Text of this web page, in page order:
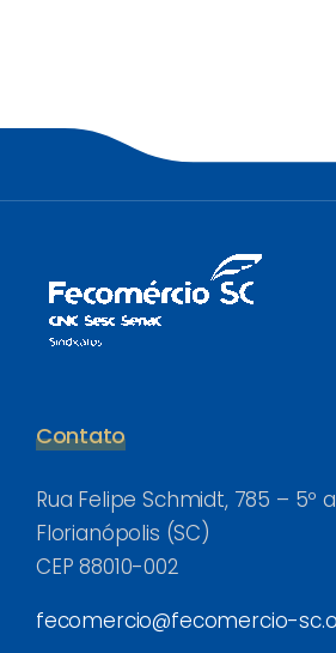
Contato
Rua Felipe Schmidt, 785 – 5º
Florianópolis (SC)
CEP 88010-002
fecomercio@fecomercio-